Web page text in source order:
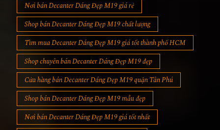
Nơi bán Decanter Dáng Đẹp M19 giá rẻ
Shop bán Decanter Dáng Đẹp M19 chất lượng
Tìm mua Decanter Dáng Đẹp M19 giá tốt thành phố HCM
Shop chuyên bán Decanter Dáng Đẹp M19 đẹp
Cửa hàng bán Decanter Dáng Đẹp M19 quận Tân Phú
Shop bán Decanter Dáng Đẹp M19 mẫu đẹp
Nơi bán Decanter Dáng Đẹp M19 giá tốt nhất